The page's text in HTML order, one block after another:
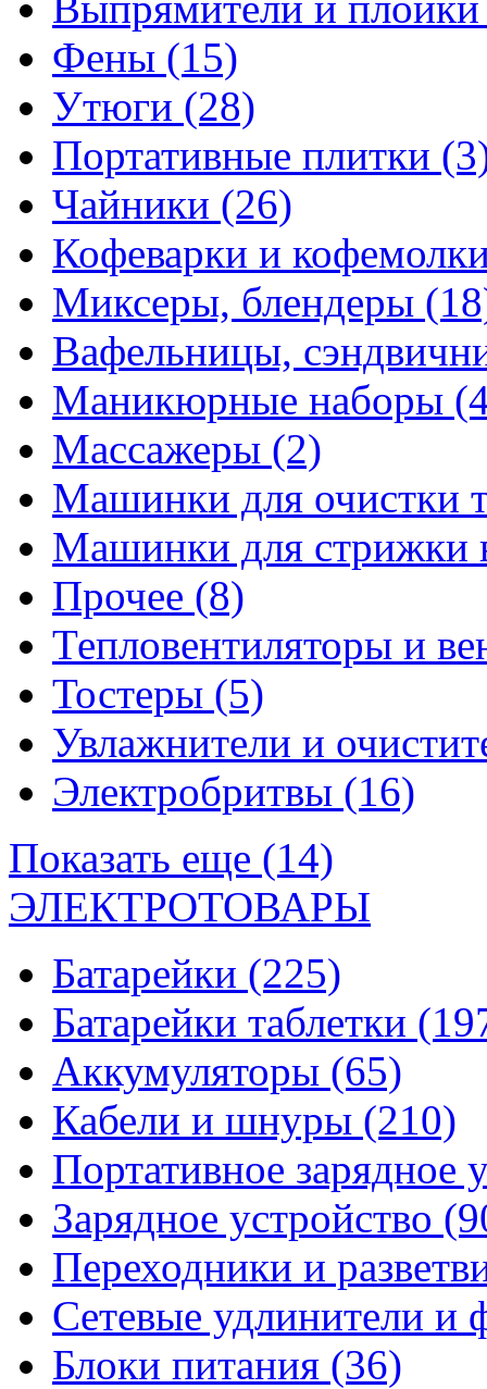
Фены (15)
Утюги (28)
Портативные плитки
Чайники (26)
Кофеварки и
Миксеры, блендеры
Вафельницы,
Маникюрные наборы
Массажеры (2)
Машинки для очистки
Машинки для стрижки
Прочее (8)
Тепловентиляторы и
Тостеры (5)
Увлажнители и
Электробритвы (16)
Показать еще (14)
ЭЛЕКТРОТОВАРЫ
Батарейки (225)
Батарейки таблетки
Аккумуляторы (65)
Кабели и шнуры (210)
Портативное зарядное
Зарядное устройство
Переходники и
Сетевые удлинители и
Блоки питания (36)